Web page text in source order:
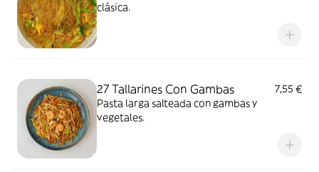
clásica.
27 Tallarines Con Gambas
7,55 €
Pasta larga salteada con gambas y
vegetales.